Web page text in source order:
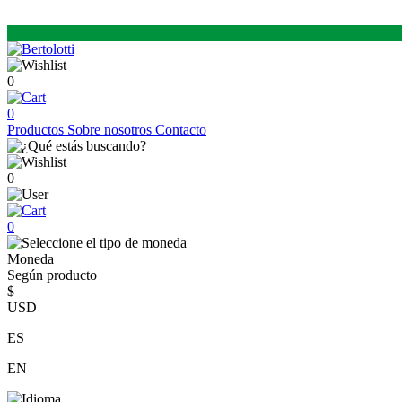
0
0
Productos Sobre nosotros Contacto
0
0
Moneda
Según producto
$
USD
ES
EN